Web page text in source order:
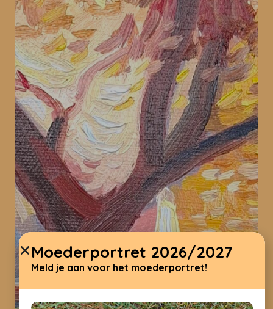
Moederportret 2026/2027
Meld je aan voor het moederportret!